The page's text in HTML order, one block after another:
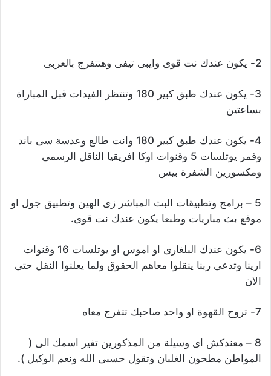
2- يكون عندك نت قوى وايبى تيفى وهتتفرج بالعربى
3- يكون عندك طبق كبير 180 وتنتظر الفيدات قبل المباراة
بساعتين
4- يكون عندك طبق كبير 180 وانت طالع وعدسة سى باند
وقمر يوتلسات 5 وقنوات اوكا افريقيا الناقل الرسمى
ومكسورين الشفرة بيس
5 – برامج وتطبيقات البث المباشر زى الهين وتطبيق جول او
موقع بث مباريات وطبعا يكون عندك نت قوى.
6- يكون عندك البلغارى او اموس او يوتلسات 16 وقنوات
ارينا وتدعى ربنا ينقلوا معاهم الحقوق ولما يعلنوا النقل حتى
الان
7- تروح القهوة او واحد صاحبك تتفرج معاه
8 – معندكش اى وسيلة من المذكورين تغير اسمك الى (
المواطن مطحون الغلبان وتقول حسبى الله ونعم الوكيل ).